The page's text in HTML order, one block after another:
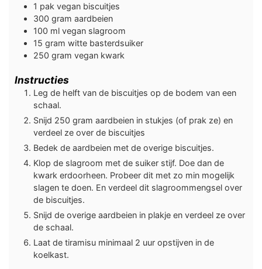
1 pak vegan biscuitjes
300 gram aardbeien
100 ml vegan slagroom
15 gram witte basterdsuiker
250 gram vegan kwark
Instructies
Leg de helft van de biscuitjes op de bodem van een
schaal.
Snijd 250 gram aardbeien in stukjes (of prak ze) en
verdeel ze over de biscuitjes
Bedek de aardbeien met de overige biscuitjes.
Klop de slagroom met de suiker stijf. Doe dan de
kwark erdoorheen. Probeer dit met zo min mogelijk
slagen te doen. En verdeel dit slagroommengsel over
de biscuitjes.
Snijd de overige aardbeien in plakje en verdeel ze over
de schaal.
Laat de tiramisu minimaal 2 uur opstijven in de
koelkast.